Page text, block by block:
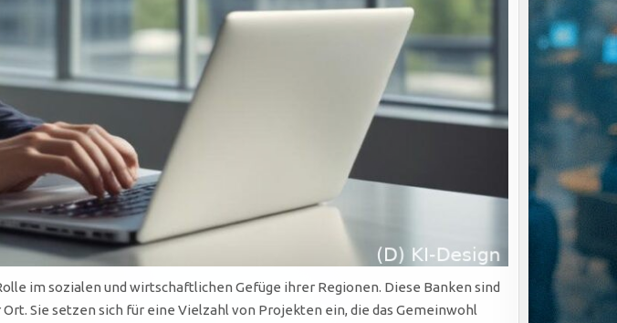
im sozialen und wirtschaftlichen Gefüge ihrer Regionen. Diese Banken sind
Sie setzen sich für eine Vielzahl von Projekten ein, die das Gemeinwohl